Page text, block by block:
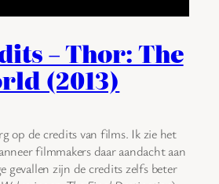
– Thor: The
(2013)
op de credits van films. Ik zie het
filmmakers daar aandacht aan
gevallen zijn de credits zelfs beter